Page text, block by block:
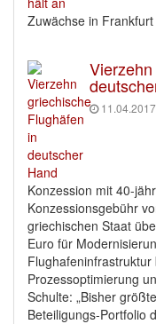
Zuwächse in
11.04.2017
Konzession mit 40-
Konzessionsgebühr
griechischen Staat
Euro für
Prozessoptimierung
Schulte: „Bisher
Beteiligungs-Portfolio